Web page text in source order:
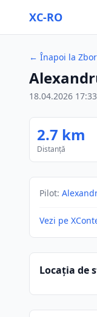
XC-RO
← Înapoi la
18.04.2026 17:33
2.7 km
Distanță
Pilot:
Vezi pe
Locația de